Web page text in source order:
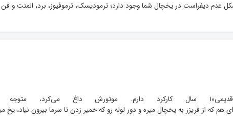
عدم دیفراست در یخچال شما وجود دارد؛ ترمودیسک، ترموفیوز، برد، المنت و فن
یخچال فریزر